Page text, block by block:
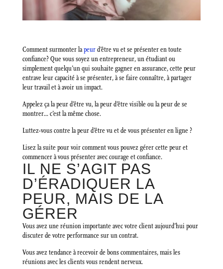
Comment surmonter lapeurd’être vu et se présenter en toute
confiance? Que vous soyez un entrepreneur, un étudiant ou
simplement quelqu’un qui souhaite gagner en assurance, cette peur
entrave leur capacité à se présenter, à se faire connaître, à partager
leur travail et à avoir un impact.
Appelez ça la peur d’être vu, la peur d’être visible ou la peur de se
montrer… c’est la même chose.
Luttez-vous contre la peur d’être vu et de vous présenter en ligne ?
Lisez la suite pour voir comment vous pouvez gérer cette peur et
commencer à vous présenter avec courage et confiance.
IL NE S’AGIT PAS
D’ÉRADIQUER LA
PEUR, MAIS DE LA
GÉRER
Vous avez une réunion importante avec votre client aujourd’hui pour
discuter de votre performance sur un contrat.
Vous avez tendance à recevoir de bons commentaires, mais les
réunions avec les clients vous rendent nerveux.